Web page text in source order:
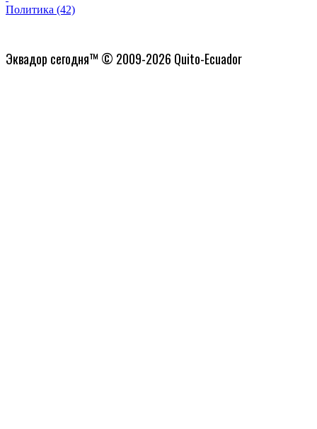
Политика (42)
Эквадор сегодня™ © 2009-2026 Quito-Ecuador